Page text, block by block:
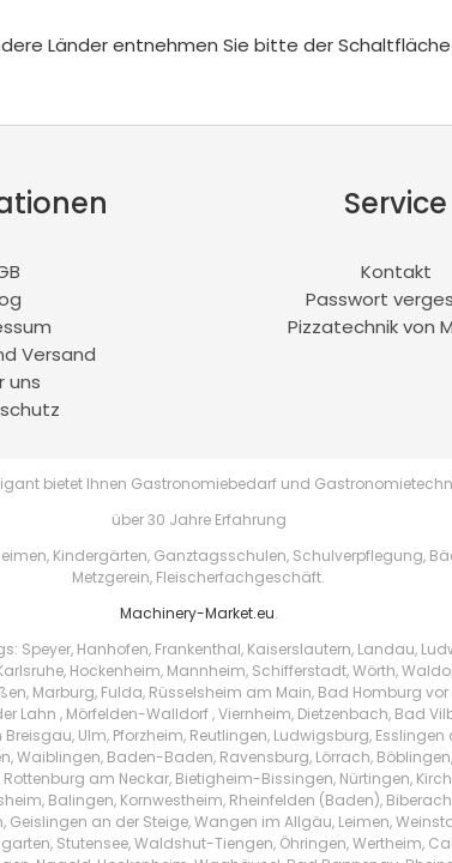
Länder entnehmen Sie bitte der
Versand
uns
Service
Kontakt
Passwort
Pizzatechnik von
bietet Ihnen Gastronomiebedarf und
über 30 Jahre Erfahrung
Kindergärten, Ganztagsschulen, Schulverpflegung,
Metzgerein, Fleischerfachgeschäft.
Machinery-Market.eu.
Hanhofen, Frankenthal, Kaiserslautern, Landau,
Hockenheim, Mannheim, Schifferstadt, Wörth,
Marburg, Fulda, Rüsselsheim am Main, Bad Homburg
, Mörfelden-Walldorf , Viernheim, Dietzenbach, Bad
Ulm, Pforzheim, Reutlingen, Ludwigsburg,
Baden-Baden, Ravensburg, Lörrach,
am Neckar, Bietigheim-Bissingen, Nürtingen,
Balingen, Kornwestheim, Rheinfelden (Baden),
an der Steige, Wangen im Allgäu, Leimen,
Stutensee, Waldshut-Tiengen, Öhringen, Wertheim,